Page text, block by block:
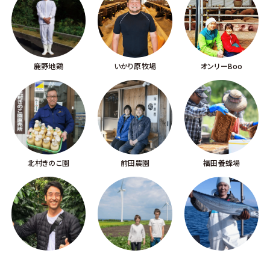
鹿野地鶏 いかり原牧場 オンリーBoo
北村きのこ園 前田農園 福田養蜂場